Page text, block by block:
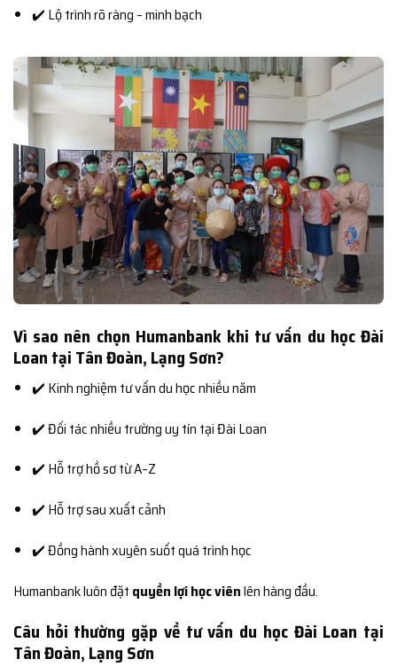
✔️ Lộ trình rõ ràng – minh bạch
Vì sao nên chọn Humanbank khi tư vấn du học Đài
Loan tại Tân Đoàn, Lạng Sơn?
✔️ Kinh nghiệm tư vấn du học nhiều năm
✔️ Đối tác nhiều trường uy tín tại Đài Loan
✔️ Hỗ trợ hồ sơ từ A–Z
✔️ Hỗ trợ sau xuất cảnh
✔️ Đồng hành xuyên suốt quá trình học
Humanbank luôn đặt quyền lợi học viênlên hàng đầu.
Câu hỏi thường gặp về tư vấn du học Đài Loan tại
Tân Đoàn, Lạng Sơn